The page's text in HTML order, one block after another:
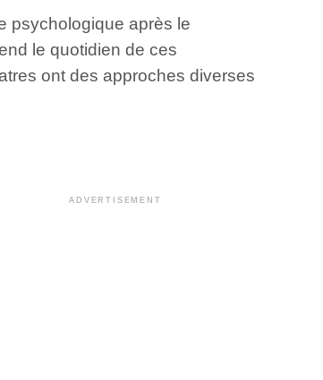
psychologique après le
le quotidien de ces
ont des approches diverses
ADVERTISEMENT